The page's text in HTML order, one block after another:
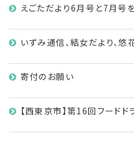
えごただより6月号と7月号
いずみ通信、結女だより、悠
寄付のお願い
【西東京市】第16回フードド